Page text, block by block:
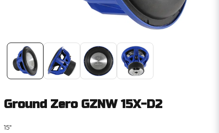
Ground Zero GZNW 15X-D2
15″